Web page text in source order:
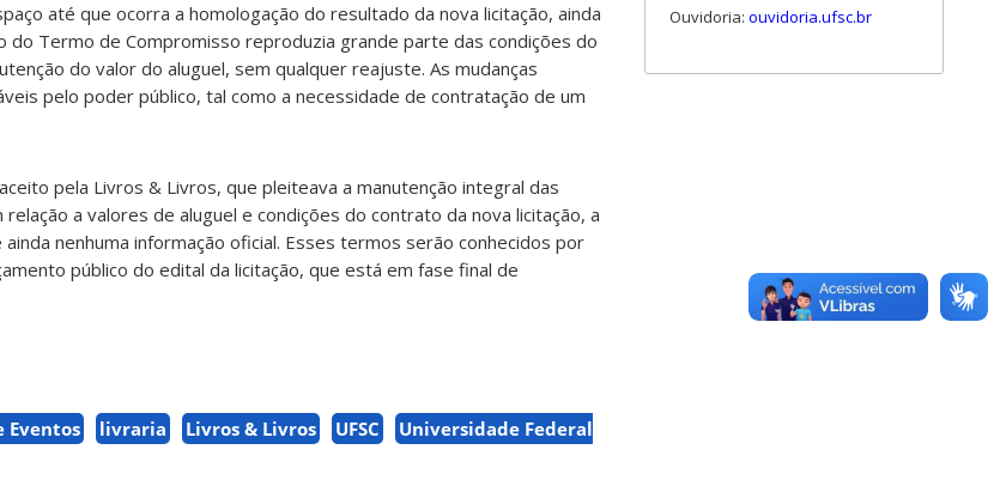
até que ocorra a homologação do resultado da nova licitação, ainda
do Termo de Compromisso reproduzia grande parte das condições do
do valor do aluguel, sem qualquer reajuste. As mudanças
pelo poder público, tal como a necessidade de contratação de um
pela Livros & Livros, que pleiteava a manutenção integral das
a valores de aluguel e condições do contrato da nova licitação, a
nenhuma informação oficial. Esses termos serão conhecidos por
público do edital da licitação, que está em fase final de
Eventos livraria Livros & Livros UFSC
Universidade Federal
Ouvidoria: ouvidoria.ufsc.br